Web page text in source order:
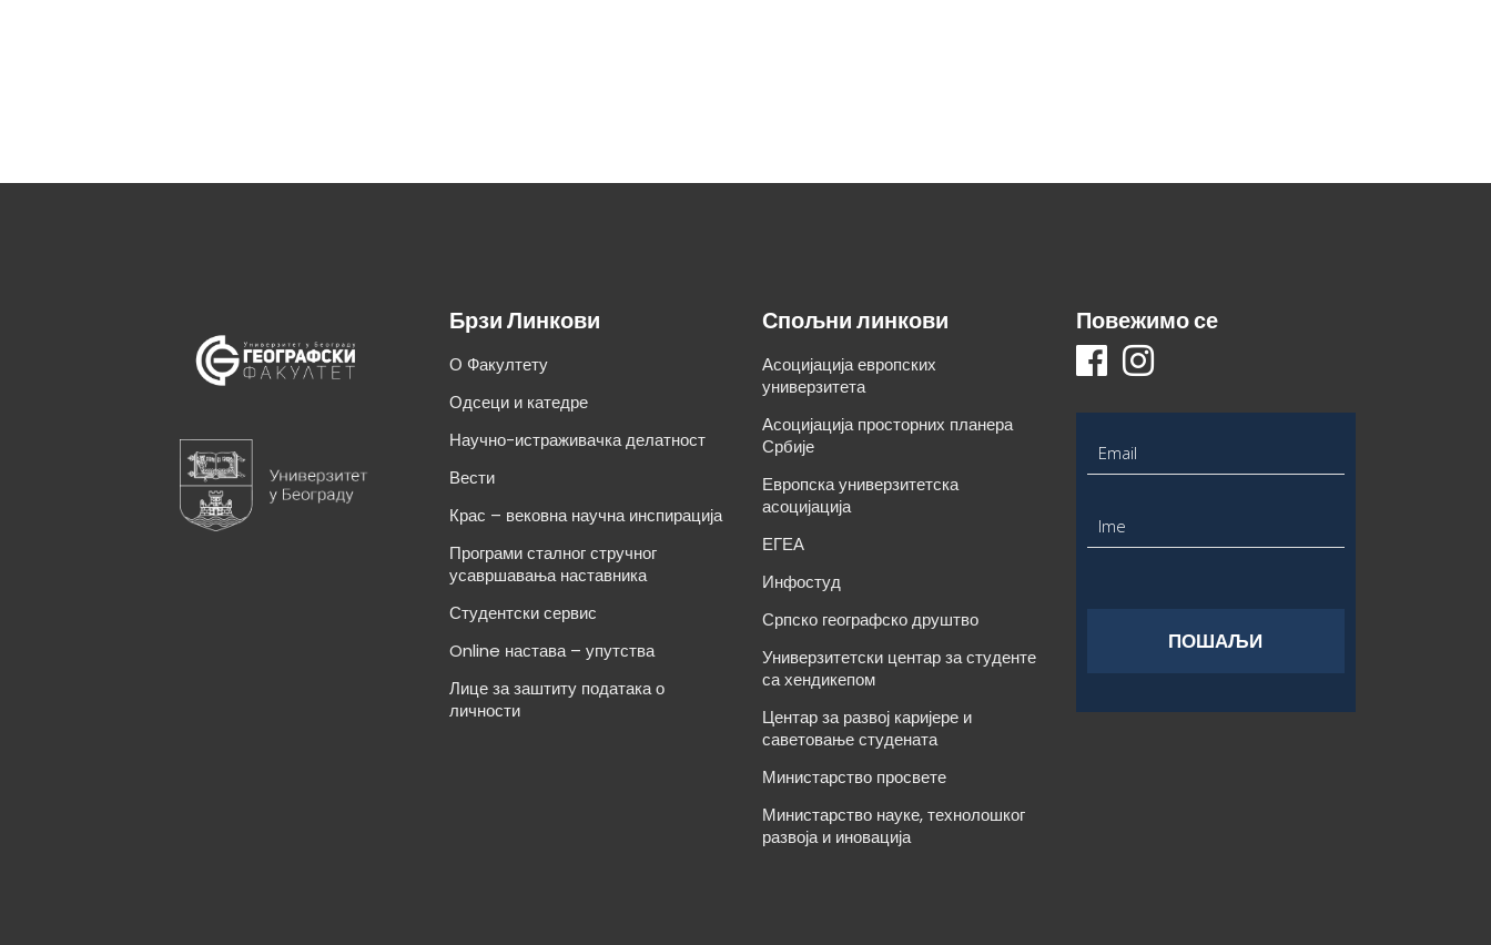
Брзи Линкови
О Факултету
Одсеци и катедре
Научно-истраживачка делатност
Вести
Крас – вековна научна инспирација
Програми сталног стручног
усавршавања наставника
Студентски сервис
Online настава – упутства
Лице за заштиту података о
личности
Спољни линкови
Асоцијација европских
универзитета
Асоцијација просторних планера
Србије
Европска универзитетска
асоцијација
ЕГЕА
Инфостуд
Српско географско друштво
Универзитетски центар за студенте
са хендикепом
Центар за развој каријере и
саветовање студената
Министарство просвете
Министарство науке, технолошког
развоја и иновација
Повежимо се